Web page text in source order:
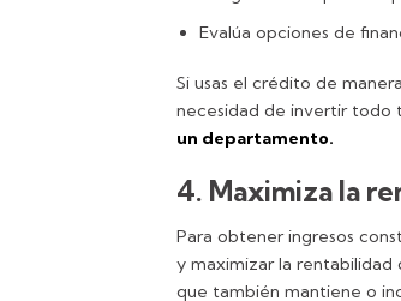
Evalúa opciones de
Si usas el crédito de
necesidad de invertir todo
un departamento.
4. Maximiza la
Para obtener ingresos
y maximizar la rentabilidad
que también mantiene o